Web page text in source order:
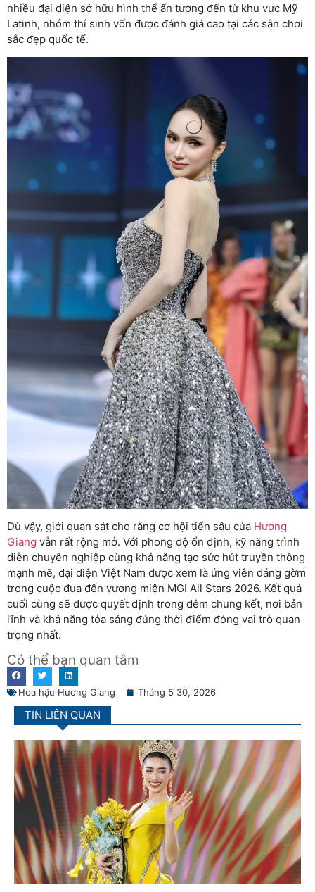
nhiều đại diện sở hữu hình thể ấn tượng đến từ khu vực Mỹ
Latinh, nhóm thí sinh vốn được đánh giá cao tại các sân chơi
sắc đẹp quốc tế.
Dù vậy, giới quan sát cho rằng cơ hội tiến sâu của Hương
Giang vẫn rất rộng mở. Với phong độ ổn định, kỹ năng trình
diễn chuyên nghiệp cùng khả năng tạo sức hút truyền thông
mạnh mẽ, đại diện Việt Nam được xem là ứng viên đáng gờm
trong cuộc đua đến vương miện MGI All Stars 2026. Kết quả
cuối cùng sẽ được quyết định trong đêm chung kết, nơi bản
lĩnh và khả năng tỏa sáng đúng thời điểm đóng vai trò quan
trọng nhất.
Có thể bạn quan tâm
Hoa hậu Hương Giang Tháng 5 30, 2026
TIN LIÊN QUAN